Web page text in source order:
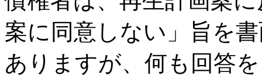
案に同意しない」旨を
ありますが、何も回答